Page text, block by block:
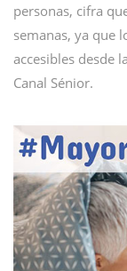
personas, cifra
semanas, ya que
accesibles desde
Canal Sénior.